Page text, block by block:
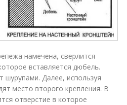
намечена, сверлится
вставляется дюбель.
шурупами. Далее, используя
место второго крепления. В
отверстие в которое